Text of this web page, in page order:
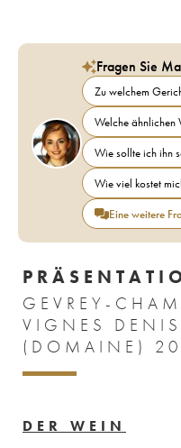
Fragen Sie
Zu welchem
Welche ähnlichen
Wie sollte ich ihn
Wie viel kostet
Eine weitere
GEVREY-
VIGNES DENIS
(DOMAINE)
DER WEIN